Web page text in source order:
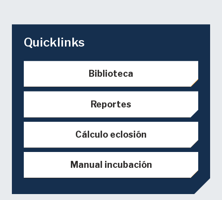
Quicklinks
Biblioteca
Reportes
Cálculo eclosión
Manual incubación